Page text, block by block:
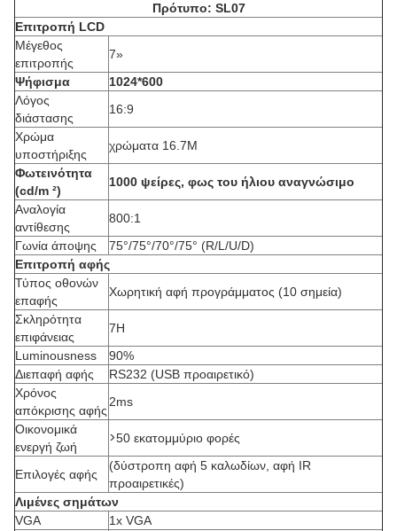
Πρότυπο: SL07
Επιτροπή LCD
Μέγεθος
επιτροπής
7»
Ψήφισμα
1024*600
Λόγος
διάστασης
16:9
Χρώμα
υποστήριξης
χρώματα 16.7M
Φωτεινότητα
(cd/m ²)
1000 ψείρες, φως του ήλιου αναγνώσιμο
Αναλογία
αντίθεσης
800:1
Γωνία άποψης
75°/75°/70°/75° (R/L/U/D)
Επιτροπή αφής
Τύπος οθονών
επαφής
Χωρητική αφή προγράμματος (10 σημεία)
Σκληρότητα
επιφάνειας
7H
Luminousness
90%
Διεπαφή αφής
RS232 (USB προαιρετικό)
Χρόνος
απόκρισης αφής
2ms
Οικονομικά
ενεργή ζωή
>50 εκατομμύριο φορές
Επιλογές αφής
(δύστροπη αφή 5 καλωδίων, αφή IR
προαιρετικές)
Λιμένες σημάτων
VGA
1x VGA